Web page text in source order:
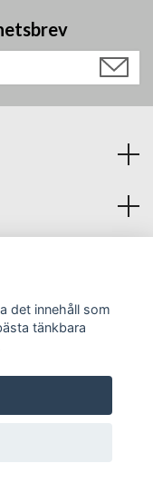
det innehåll som
tänkbara